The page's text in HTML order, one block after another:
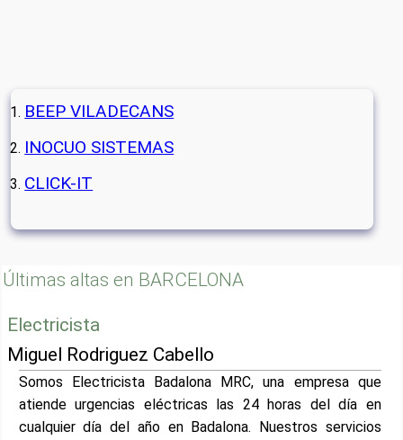
BEEP VILADECANS
INOCUO SISTEMAS
CLICK-IT
Últimas altas en BARCELONA
Electricista
Miguel Rodriguez Cabello
Somos Electricista Badalona MRC, una empresa que
atiende urgencias eléctricas las 24 horas del día en
cualquier día del año en Badalona. Nuestros servicios